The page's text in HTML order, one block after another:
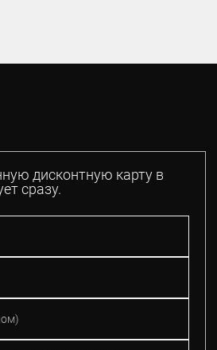
дисконтную карту в
сразу.